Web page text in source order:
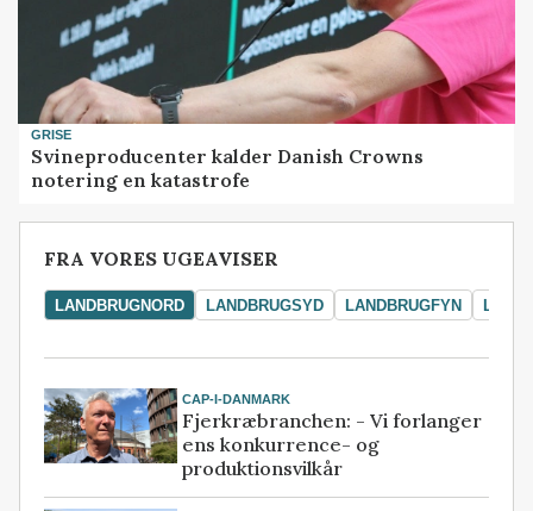
GRISE
Svineproducenter kalder Danish Crowns
notering en katastrofe
FRA VORES UGEAVISER
LANDBRUGNORD LANDBRUGSYD LANDBRUGFYN
CAP-I-DANMARK
Fjerkræbranchen: - Vi forlanger
ens konkurrence- og
produktionsvilkår